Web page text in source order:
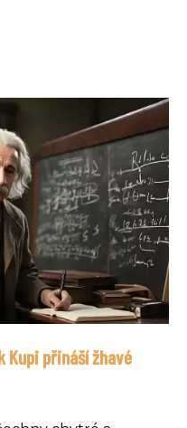
Kupi přináší žhavé